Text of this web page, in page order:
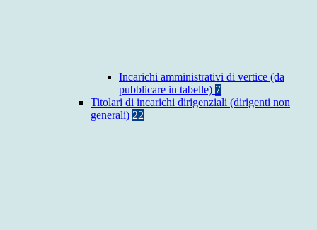
Incarichi amministrativi di vertice (da
pubblicare in tabelle) 7
Titolari di incarichi dirigenziali (dirigenti non
generali) 22